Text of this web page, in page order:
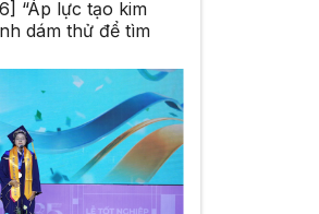
“Áp lực tạo kim
dám thử để tìm